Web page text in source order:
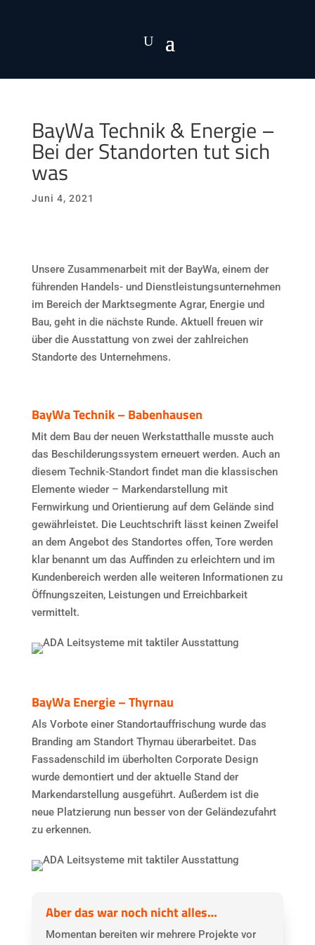
BayWa Technik & Energie –
Bei der Standorten tut sich
was
Juni 4, 2021
Unsere Zusammenarbeit mit der BayWa, einem der
führenden Handels- und Dienstleistungsunternehmen
im Bereich der Marktsegmente Agrar, Energie und
Bau, geht in die nächste Runde. Aktuell freuen wir
über die Ausstattung von zwei der zahlreichen
Standorte des Unternehmens.
BayWa Technik – Babenhausen
Mit dem Bau der neuen Werkstatthalle musste auch
das Beschilderungssystem erneuert werden. Auch an
diesem Technik-Standort findet man die klassischen
Elemente wieder – Markendarstellung mit
Fernwirkung und Orientierung auf dem Gelände sind
gewährleistet. Die Leuchtschrift lässt keinen Zweifel
an dem Angebot des Standortes offen, Tore werden
klar benannt um das Auffinden zu erleichtern und im
Kundenbereich werden alle weiteren Informationen zu
Öffnungszeiten, Leistungen und Erreichbarkeit
vermittelt.
BayWa Energie – Thyrnau
Als Vorbote einer Standortauffrischung wurde das
Branding am Standort Thyrnau überarbeitet. Das
Fassadenschild im überholten Corporate Design
wurde demontiert und der aktuelle Stand der
Markendarstellung ausgeführt. Außerdem ist die
neue Platzierung nun besser von der Geländezufahrt
zu erkennen.
Aber das war noch nicht alles…
Momentan bereiten wir mehrere Projekte vor